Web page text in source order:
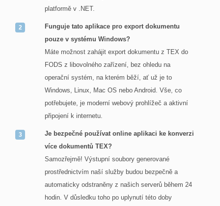
platformě v .NET.
Funguje tato aplikace pro export dokumentu
pouze v systému Windows?
Máte možnost zahájit export dokumentu z TEX do
FODS z libovolného zařízení, bez ohledu na
operační systém, na kterém běží, ať už je to
Windows, Linux, Mac OS nebo Android. Vše, co
potřebujete, je moderní webový prohlížeč a aktivní
připojení k internetu.
Je bezpečné používat online aplikaci ke konverzi
více dokumentů TEX?
Samozřejmě! Výstupní soubory generované
prostřednictvím naší služby budou bezpečně a
automaticky odstraněny z našich serverů během 24
hodin. V důsledku toho po uplynutí této doby